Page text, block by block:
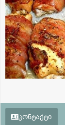
კონტაქტი